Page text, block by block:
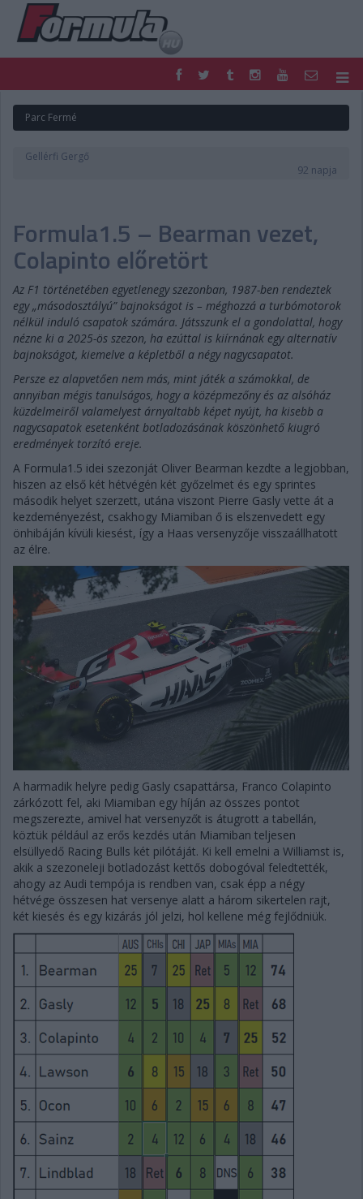
FORMULA
MOTOR
NEMZETKÖZI
DIGITÁLIS MAGAZIN
PONTÁLLÁSOK
Parc Fermé
Gellérfi Gergő
92 napja
Formula1.5 – Bearman vezet,
Colapinto előretört
Az F1 történetében egyetlenegy szezonban, 1987-ben rendeztek
egy „másodosztályú” bajnokságot is – méghozzá a turbómotorok
nélkül induló csapatok számára. Játsszunk el a gondolattal, hogy
nézne ki a 2025-ös szezon, ha ezúttal is kiírnának egy alternatív
bajnokságot, kiemelve a képletből a négy nagycsapatot.
Persze ez alapvetően nem más, mint játék a számokkal, de
annyiban mégis tanulságos, hogy a középmezőny és az alsóház
küzdelmeiről valamelyest árnyaltabb képet nyújt, ha kisebb a
nagycsapatok esetenként botladozásának köszönhető kiugró
eredmények torzító ereje.
A Formula1.5 idei szezonját Oliver Bearman kezdte a legjobban,
hiszen az első két hétvégén két győzelmet és egy sprintes
második helyet szerzett, utána viszont Pierre Gasly vette át a
kezdeményezést, csakhogy Miamiban ő is elszenvedett egy
önhibáján kívüli kiesést, így a Haas versenyzője visszaállhatott
az élre.
A harmadik helyre pedig Gasly csapattársa, Franco Colapinto
zárkózott fel, aki Miamiban egy híján az összes pontot
megszerezte, amivel hat versenyzőt is átugrott a tabellán,
köztük például az erős kezdés után Miamiban teljesen
elsüllyedő Racing Bulls két pilótáját. Ki kell emelni a Williamst is,
akik a szezoneleji botladozást kettős dobogóval feledtették,
ahogy az Audi tempója is rendben van, csak épp a négy
hétvége összesen hat versenye alatt a három sikertelen rajt,
két kiesés és egy kizárás jól jelzi, hol kellene még fejlődniük.